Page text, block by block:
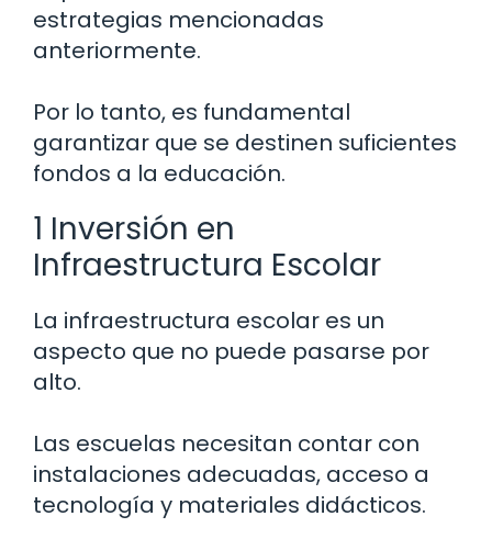
estrategias mencionadas
anteriormente.
Por lo tanto, es fundamental
garantizar que se destinen suficientes
fondos a la educación.
1 Inversión en
Infraestructura Escolar
La infraestructura escolar es un
aspecto que no puede pasarse por
alto.
Las escuelas necesitan contar con
instalaciones adecuadas, acceso a
tecnología y materiales didácticos.